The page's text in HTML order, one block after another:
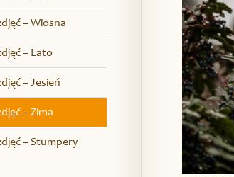
– Wiosna
– Lato
– Jesień
– Zima
– Stumpery